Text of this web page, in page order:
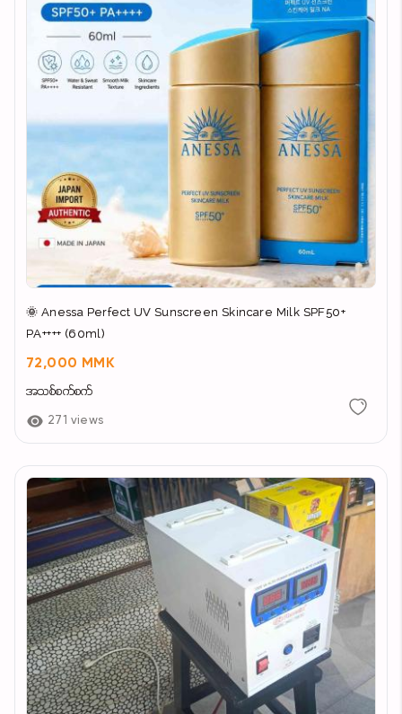
🌞 Anessa Perfect UV Sunscreen Skincare Milk SPF50+
PA++++ (60ml)
72,000 MMK
အသစ်စက်စက်
271 views